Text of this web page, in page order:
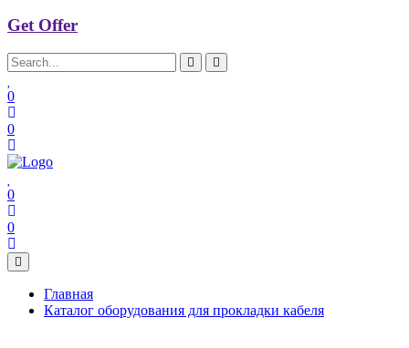
Get Offer
0
0
0
0
Главная
Каталог оборудования для прокладки кабеля